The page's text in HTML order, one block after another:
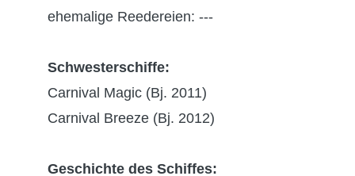
ehemalige Reedereien: ---
Schwesterschiffe:
Carnival Magic (Bj. 2011)
Carnival Breeze (Bj. 2012)
Geschichte des Schiffes: